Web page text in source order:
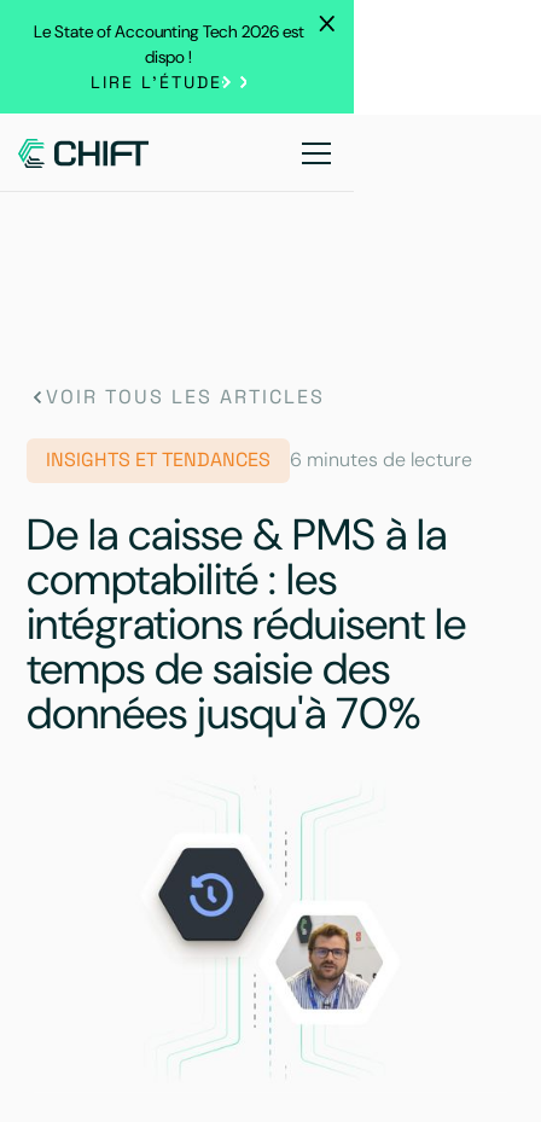
Le State of Accounting Tech 2026 est
dispo !
LIRE L'ÉTUDE
VOIR TOUS LES ARTICLES
INSIGHTS ET TENDANCES 6 minutes de lecture
De la caisse & PMS à la
comptabilité : les
intégrations réduisent le
temps de saisie des
données jusqu'à 70%